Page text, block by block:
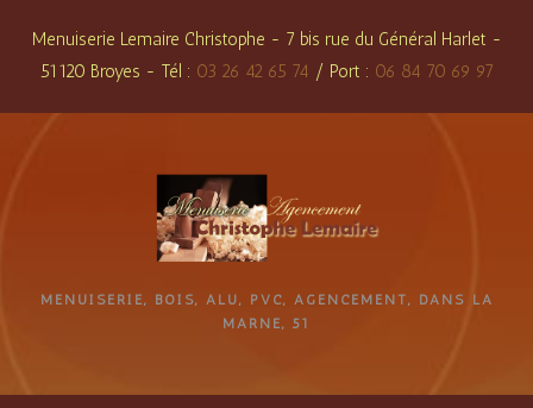
content
Menuiserie Lemaire Christophe - 7 bis rue du Général Harlet -
51120 Broyes - Tél : 03 26 42 65 74 / Port : 06 84 70 69 97
MENUISERIE, BOIS, ALU, PVC, AGENCEMENT, DANS LA
MARNE, 51